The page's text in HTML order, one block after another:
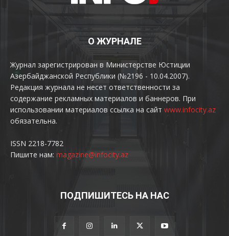
О ЖУРНАЛЕ
Журнал зарегистрирован в Министерстве Юстиции
Азербайджанской Республики (№2196 - 10.04.2007).
Редакция журнала не несет ответственности за
содержание рекламных материалов и баннеров. При
использовании материалов ссылка на сайт www.infocity.az
обязательна.
ISSN 2218-7782
Пишите нам: magazine@infocity.az
ПОДПИШИТЕСЬ НА НАС